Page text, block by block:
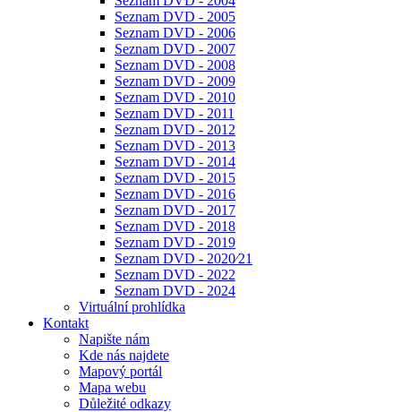
Seznam DVD - 2005
Seznam DVD - 2006
Seznam DVD - 2007
Seznam DVD - 2008
Seznam DVD - 2009
Seznam DVD - 2010
Seznam DVD - 2011
Seznam DVD - 2012
Seznam DVD - 2013
Seznam DVD - 2014
Seznam DVD - 2015
Seznam DVD - 2016
Seznam DVD - 2017
Seznam DVD - 2018
Seznam DVD - 2019
Seznam DVD - 2020⁄21
Seznam DVD - 2022
Seznam DVD - 2024
Virtuální prohlídka
Kontakt
Napište nám
Kde nás najdete
Mapový portál
Mapa webu
Důležité odkazy